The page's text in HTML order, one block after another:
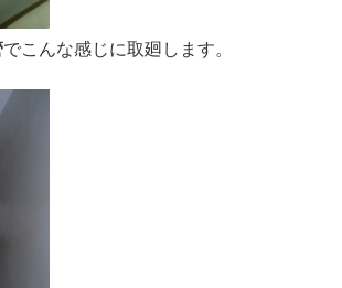
でこんな感じに取廻します。